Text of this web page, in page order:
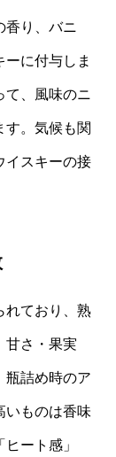
香り、バニ
に付与しま
て、風味のニ
す。気候も関
イスキーの接
れており、熟
甘さ・果実
瓶詰め時のア
いものは香味
ート感」